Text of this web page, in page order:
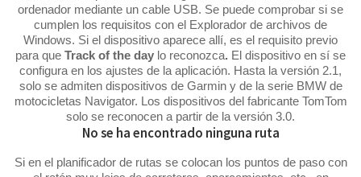
ordenador mediante un cable USB. Se puede comprobar si se
cumplen los requisitos con el Explorador de archivos de
Windows. Si el dispositivo aparece allí, es el requisito previo
para que Track of the day lo reconozca. El dispositivo en sí se
configura en los ajustes de la aplicación. Hasta la versión 2.1,
solo se admiten dispositivos de Garmin y de la serie BMW de
motocicletas Navigator. Los dispositivos del fabricante TomTom
solo se reconocen a partir de la versión 3.0.
No se ha encontrado ninguna ruta
Si en el planificador de rutas se colocan los puntos de paso con